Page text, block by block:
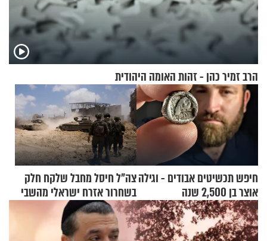
הרב זמיר כהן - זהות האומה היהודית
חיפש תכשיטים אבודים - וגילה
אוצר בן 2,500 שנה
צה"ל חיסל מחבל שלקח חלק
בשחרור אזרח ישראלי מהשבי